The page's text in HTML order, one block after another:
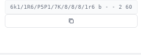
6k1/1R6/P5P1/7K/8/8/8/1r6 b - - 2 60